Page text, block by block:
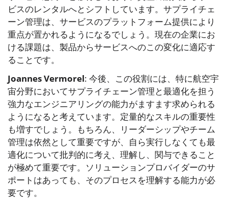
ビスのレンタルへとシフトしています。サプライチェ
ーン管理は、サービスのプラットフォーム提供により
重点が置かれるようになるでしょう。現在の企業にお
ける課題は、製品からサービスへのこの変化に適応す
ることです。
Joannes Vermorel: 今後、この役割には、特に航空宇
宙分野においてサプライチェーン管理と最適化を担う
強力なエンジニアリングの能力がますます求められる
ようになると考えています。定量的なスキルの重要性
も増すでしょう。もちろん、リーダーシップやチーム
管理は依然として重要ですが、自ら実行しなくても最
適化について批判的に考え、理解し、関与できること
が極めて重要です。ソリューションプロバイダーのサ
ポートはあっても、そのプロセスを理解する能力が必
要です。